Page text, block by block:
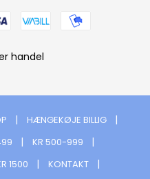
handel
HÆNGEKØJE BILLIG
KR 500-999
1500 KONTAKT